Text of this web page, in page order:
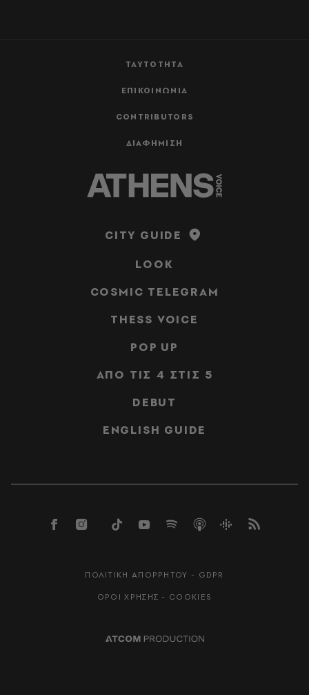
ΤΑΥΤΟΤΗΤΑ
ΕΠΙΚΟΙΝΩΝΙΑ
CONTRIBUTORS
ΔΙΑΦΗΜΙΣΗ
CITY GUIDE
LOOK
COSMIC TELEGRAM
THESS VOICE
POP UP
ΑΠΟ ΤΙΣ 4 ΣΤΙΣ 5
DEBUT
ENGLISH GUIDE
ΠΟΛΙΤΙΚΗ ΑΠΟΡΡΗΤΟΥ - GDPR
ΟΡΟΙ ΧΡΗΣΗΣ - COOKIES